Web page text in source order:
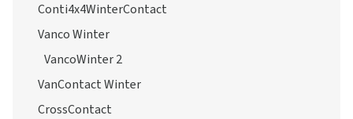
Conti4x4WinterContact
Vanco Winter
VancoWinter 2
VanContact Winter
CrossContact